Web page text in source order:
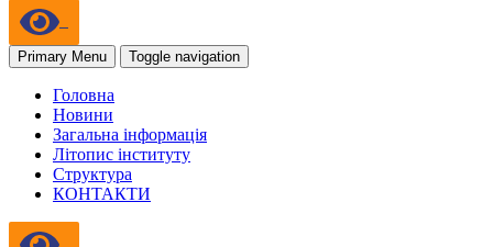
Primary Menu Toggle navigation
Головна
Новини
Загальна інформація
Літопис інституту
Структура
КОНТАКТИ